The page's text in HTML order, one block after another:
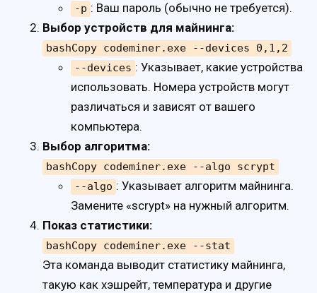
-p : Ваш пароль (обычно не требуется).
Выбор устройств для майнинга:
bashCopy codeminer.exe --devices 0,1,2
--devices : Указывает, какие устройства
использовать. Номера устройств могут
различаться и зависят от вашего
компьютера.
Выбор алгоритма:
bashCopy codeminer.exe --algo scrypt
--algo : Указывает алгоритм майнинга.
Замените «scrypt» на нужный алгоритм.
Показ статистики:
bashCopy codeminer.exe --stat
Эта команда выводит статистику майнинга,
такую как хэшрейт, температура и другие